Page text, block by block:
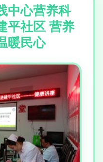
中心营养科
平社区 营养
暖民心